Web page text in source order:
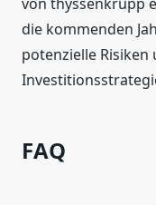
die kommenden
potenzielle
FAQ